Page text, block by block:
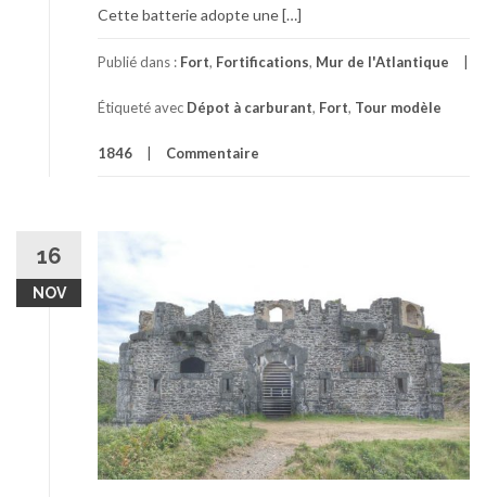
Cette batterie adopte une […]
Publié dans : Fort, Fortifications, Mur de l'Atlantique
Étiqueté avec Dépot à carburant, Fort, Tour modèle
1846 Commentaire
16
NOV